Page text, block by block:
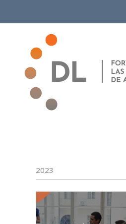
2023